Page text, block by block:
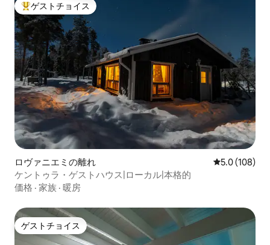
大好評のゲストチョイスです。
ゲストチョイス
ロヴァニエミの離れ レビュー108
5.0 (108)
ケントゥラ・ゲストハウス|ローカル|本格的
価格 · 家族 · 暖房
ゲストチョイス
ゲストチョイス